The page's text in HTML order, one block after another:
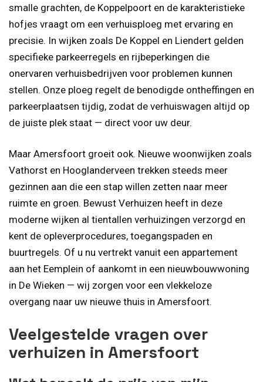
smalle grachten, de Koppelpoort en de karakteristieke
hofjes vraagt om een verhuisploeg met ervaring en
precisie. In wijken zoals De Koppel en Liendert gelden
specifieke parkeerregels en rijbeperkingen die
onervaren verhuisbedrijven voor problemen kunnen
stellen. Onze ploeg regelt de benodigde ontheffingen en
parkeerplaatsen tijdig, zodat de verhuiswagen altijd op
de juiste plek staat — direct voor uw deur.
Maar Amersfoort groeit ook. Nieuwe woonwijken zoals
Vathorst en Hooglanderveen trekken steeds meer
gezinnen aan die een stap willen zetten naar meer
ruimte en groen. Bewust Verhuizen heeft in deze
moderne wijken al tientallen verhuizingen verzorgd en
kent de opleverprocedures, toegangspaden en
buurtregels. Of u nu vertrekt vanuit een appartement
aan het Eemplein of aankomt in een nieuwbouwwoning
in De Wieken — wij zorgen voor een vlekkeloze
overgang naar uw nieuwe thuis in Amersfoort.
Veelgestelde vragen over
verhuizen in Amersfoort